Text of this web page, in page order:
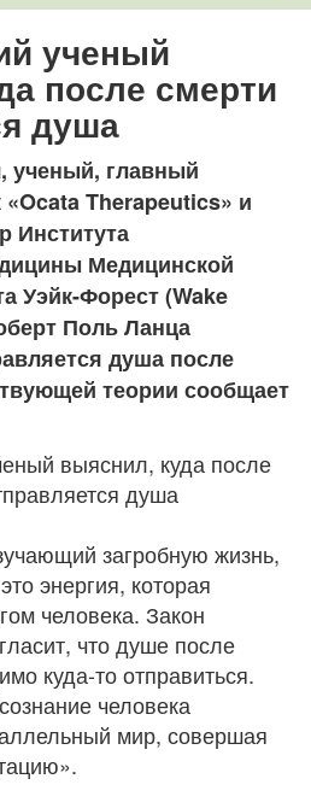
ученый
после смерти
душа
ученый, главный
Therapeutics» и
Института
Медицинской
Уэйк-Форест (Wake
Поль Ланца
душа после
теории сообщает
загробную жизнь,
энергия, которая
человека. Закон
что душе после
куда-то отправиться.
человека
мир, совершая